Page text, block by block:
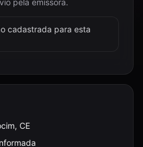
pela emissora.
cadastrada para esta
CE